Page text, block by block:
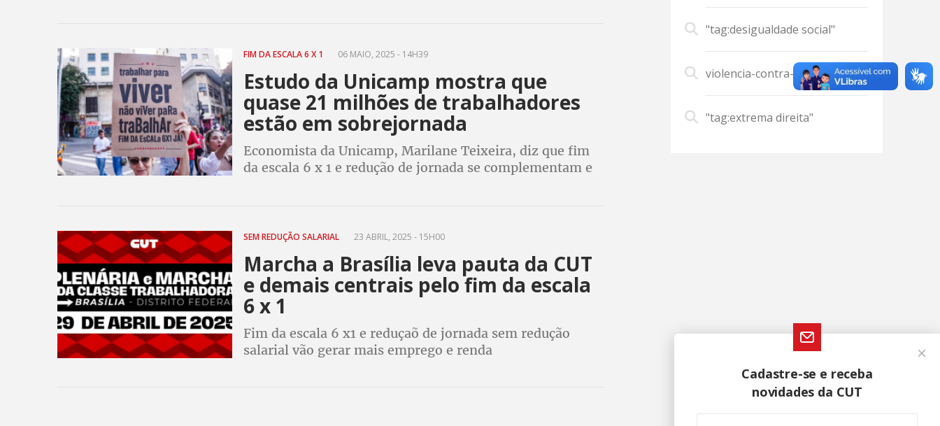
FIM DA ESCALA 6 X 1 06 MAIO, 2025 - 14H39
Estudo da Unicamp mostra que
quase 21 milhões de trabalhadores
estão em sobrejornada
Economista da Unicamp, Marilane Teixeira, diz que fim
da escala 6 x 1 e redução de jornada se complementam e
SEM REDUÇÃO SALARIAL 23 ABRIL, 2025 - 15H00
Marcha a Brasília leva pauta da CUT
e demais centrais pelo fim da escala
6 x 1
Fim da escala 6 x1 e reduçaõ de jornada sem redução
salarial vão gerar mais emprego e renda
"tag:desigualdade social"
violencia-contra-mulher
"tag:extrema direita"
Cadastre-se e receba
novidades da CUT